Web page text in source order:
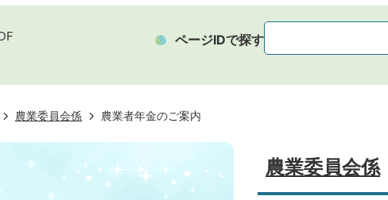
ページIDで探す
農業委員会係 農業者年金のご案内
農業委員会係